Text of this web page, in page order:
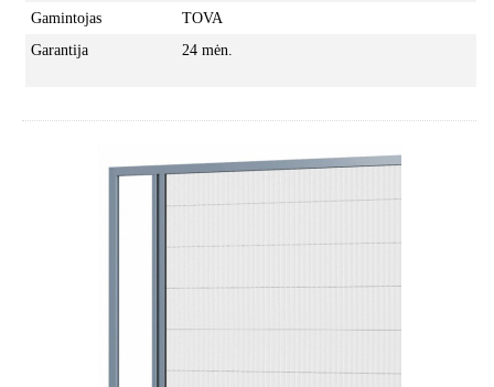
Gamintojas
TOVA
Garantija
24 mėn.